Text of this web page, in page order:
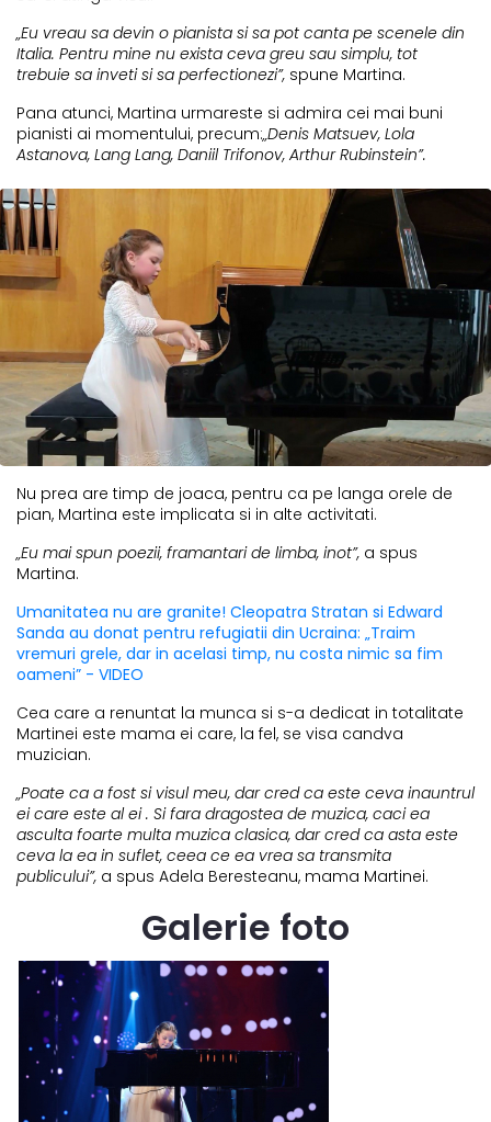
„Eu vreau sa devin o pianista si sa pot canta pe scenele din
Italia. Pentru mine nu exista ceva greu sau simplu, tot
trebuie sa inveti si sa perfectionezi”, spune Martina.
Pana atunci, Martina urmareste si admira cei mai buni
pianisti ai momentului, precum:„Denis Matsuev, Lola
Astanova, Lang Lang, Daniil Trifonov, Arthur Rubinstein”.
Nu prea are timp de joaca, pentru ca pe langa orele de
pian, Martina este implicata si in alte activitati.
„Eu mai spun poezii, framantari de limba, inot”, a spus
Martina.
Umanitatea nu are granite! Cleopatra Stratan si Edward
Sanda au donat pentru refugiatii din Ucraina: „Traim
vremuri grele, dar in acelasi timp, nu costa nimic sa fim
oameni” - VIDEO
Cea care a renuntat la munca si s-a dedicat in totalitate
Martinei este mama ei care, la fel, se visa candva
muzician.
„Poate ca a fost si visul meu, dar cred ca este ceva inauntrul
ei care este al ei . Si fara dragostea de muzica, caci ea
asculta foarte multa muzica clasica, dar cred ca asta este
ceva la ea in suflet, ceea ce ea vrea sa transmita
publicului”, a spus Adela Beresteanu, mama Martinei.
Galerie foto